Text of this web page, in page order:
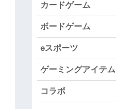
カードゲーム
ボードゲーム
eスポーツ
ゲーミングアイテム
コラボ